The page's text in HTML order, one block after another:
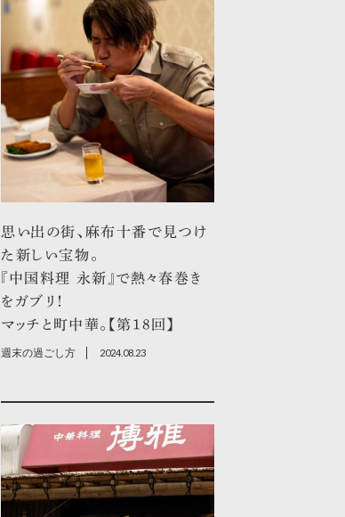
思い出の街、麻布十番で見つけ
た新しい宝物。
『中国料理 永新』で熱々春巻き
をガブリ！
マッチと町中華。【第18回】
週末の過ごし方 2024.08.23